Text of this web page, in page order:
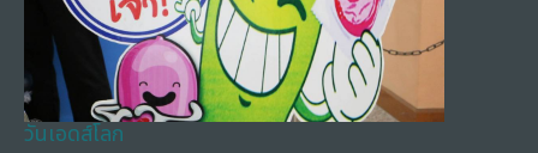
วันเอดส์โลก